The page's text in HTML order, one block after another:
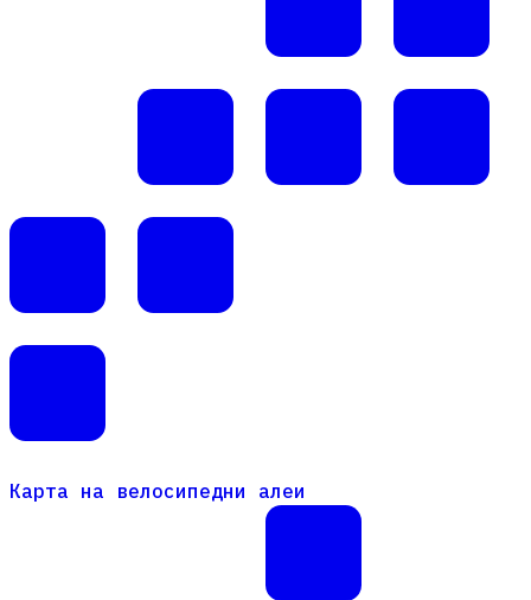
Карта на велосипедни алеи
Карта на велосипедни алеи